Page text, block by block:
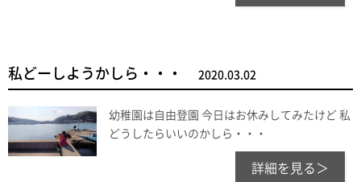
私どーしようかしら・・・ 2020.03.02
幼稚園は自由登園 今日はお休みしてみたけど 私
どうしたらいいのかしら・・・
詳細を見る＞